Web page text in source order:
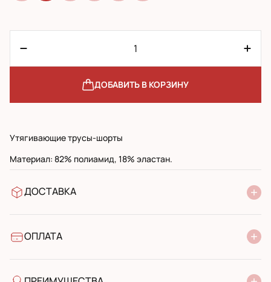
ДОБАВИТЬ В КОРЗИНУ
Утягивающие трусы-шорты
Материал: 82% полиамид, 18% эластан.
ДОСТАВКА
УкрПочта стандарт
ОПЛАТА
Банковский перевод